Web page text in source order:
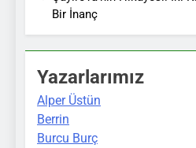
Bir İnanç
Yazarlarımız
Alper Üstün
Berrin
Burcu Burç